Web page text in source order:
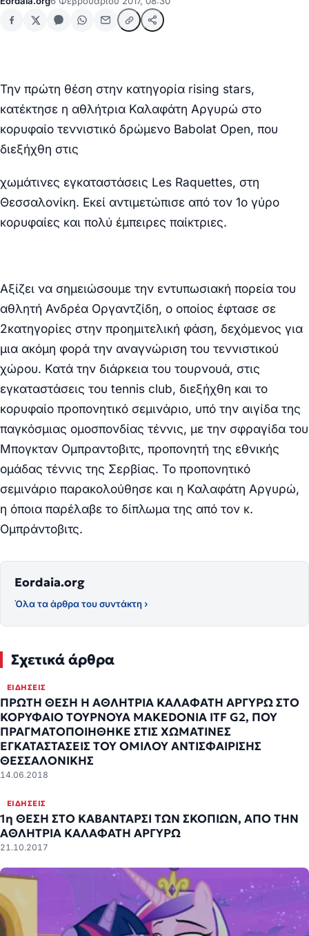
Την πρώτη θέση στην κατηγορία rising stars,
κατέκτησε η αθλήτρια Καλαφάτη Αργυρώ στο
κορυφαίο τεννιστικό δρώμενο Babolat Open, που
διεξήχθη στις
χωμάτινες εγκαταστάσεις Les Raquettes, στη
Θεσσαλονίκη. Εκεί αντιμετώπισε από τον 1ο γύρο
κορυφαίες και πολύ έμπειρες παίκτριες.
Αξίζει να σημειώσουμε την εντυπωσιακή πορεία του
αθλητή Ανδρέα Οργαντζίδη, ο οποίος έφτασε σε
2κατηγορίες στην προημιτελική φάση, δεχόμενος για
μια ακόμη φορά την αναγνώριση του τεννιστικού
χώρου. Κατά την διάρκεια του τουρνουά, στις
εγκαταστάσεις του tennis club, διεξήχθη και το
κορυφαίο προπονητικό σεμινάριο, υπό την αιγίδα της
παγκόσμιας ομοσπονδίας τέννις, με την σφραγίδα του
Μπογκταν Ομπραντοβιτς, προπονητή της εθνικής
ομάδας τέννις της Σερβίας. Το προπονητικό
σεμινάριο παρακολούθησε και η Καλαφάτη Αργυρώ,
η όποια παρέλαβε το δίπλωμα της από τον κ.
Ομπράντοβιτς.
Eordaia.org
Όλα τα άρθρα του συντάκτη ›
Σχετικά άρθρα
ΕΙΔΉΣΕΙΣ
ΠΡΩΤΗ ΘΕΣΗ Η ΑΘΛΗΤΡΙΑ ΚΑΛΑΦΑΤΗ ΑΡΓΥΡΩ ΣΤΟ
ΚΟΡΥΦΑΙΟ ΤΟΥΡΝΟΥΑ ΜAKEDONIA ITF G2, ΠΟΥ
ΠΡΑΓΜΑΤΟΠΟΙΗΘΗΚΕ ΣΤΙΣ ΧΩΜΑΤΙΝΕΣ
ΕΓΚΑΤΑΣΤΑΣΕΙΣ ΤΟΥ ΟΜΙΛΟΥ ΑΝΤΙΣΦΑΙΡΙΣΗΣ
ΘΕΣΣΑΛΟΝΙΚΗΣ
14.06.2018
ΕΙΔΉΣΕΙΣ
1η ΘΕΣΗ ΣΤΟ ΚΑΒΑΝΤΑΡΣΙ ΤΩΝ ΣΚΟΠΙΩΝ, ΑΠΟ ΤΗΝ
ΑΘΛΗΤΡΙΑ ΚΑΛΑΦΑΤΗ ΑΡΓΥΡΩ
21.10.2017